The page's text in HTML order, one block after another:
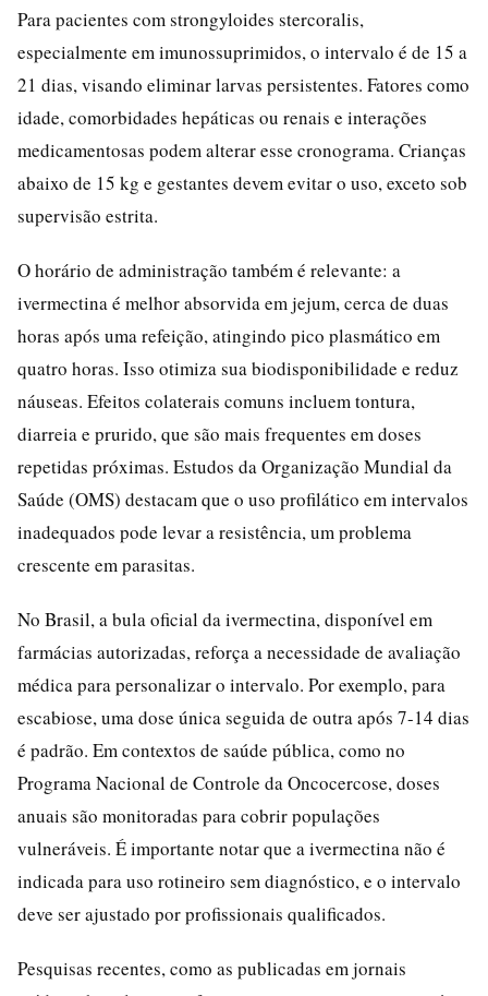
Para pacientes com strongyloides stercoralis,
especialmente em imunossuprimidos, o intervalo é de 15 a
21 dias, visando eliminar larvas persistentes. Fatores como
idade, comorbidades hepáticas ou renais e interações
medicamentosas podem alterar esse cronograma. Crianças
abaixo de 15 kg e gestantes devem evitar o uso, exceto sob
supervisão estrita.
O horário de administração também é relevante: a
ivermectina é melhor absorvida em jejum, cerca de duas
horas após uma refeição, atingindo pico plasmático em
quatro horas. Isso otimiza sua biodisponibilidade e reduz
náuseas. Efeitos colaterais comuns incluem tontura,
diarreia e prurido, que são mais frequentes em doses
repetidas próximas. Estudos da Organização Mundial da
Saúde (OMS) destacam que o uso profilático em intervalos
inadequados pode levar a resistência, um problema
crescente em parasitas.
No Brasil, a bula oficial da ivermectina, disponível em
farmácias autorizadas, reforça a necessidade de avaliação
médica para personalizar o intervalo. Por exemplo, para
escabiose, uma dose única seguida de outra após 7-14 dias
é padrão. Em contextos de saúde pública, como no
Programa Nacional de Controle da Oncocercose, doses
anuais são monitoradas para cobrir populações
vulneráveis. É importante notar que a ivermectina não é
indicada para uso rotineiro sem diagnóstico, e o intervalo
deve ser ajustado por profissionais qualificados.
Pesquisas recentes, como as publicadas em jornais